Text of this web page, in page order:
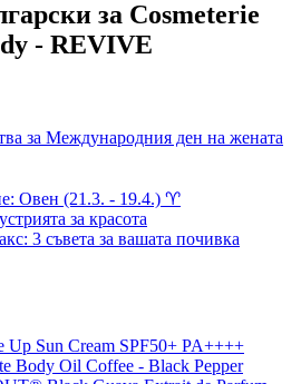
за Cosmeterie
- REVIVE
за Международния ден на жената
Овен (21.3. - 19.4.) ♈︎
за красота
3 съвета за вашата почивка
Sun Cream SPF50+ PA++++
Body Oil Coffee - Black Pepper